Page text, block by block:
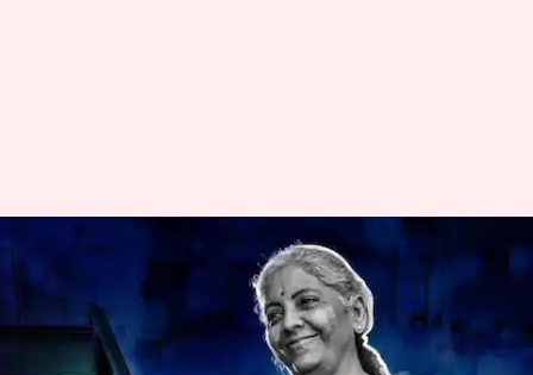
மக்களவையில்
நிறைவேற்றப்பட்டது நிதி
மசோதா 2024: சபை
ஒத்திவைப்பு